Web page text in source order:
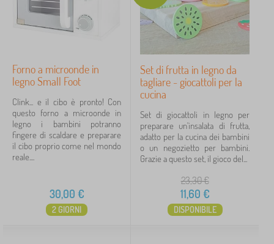
Forno a microonde in
legno Small Foot
Clink... e il cibo è pronto! Con
questo forno a microonde in
legno i bambini potranno
fingere di scaldare e preparare
il cibo proprio come nel mondo
reale....
30,00 €
2 GIORNI
Set di frutta in legno da
tagliare - giocattoli per la
cucina
Set di giocattoli in legno per
preparare un'insalata di frutta,
adatto per la cucina dei bambini
o un negozietto per bambini.
Grazie a questo set, il gioco del...
23,30€
11,60 €
DISPONIBILE